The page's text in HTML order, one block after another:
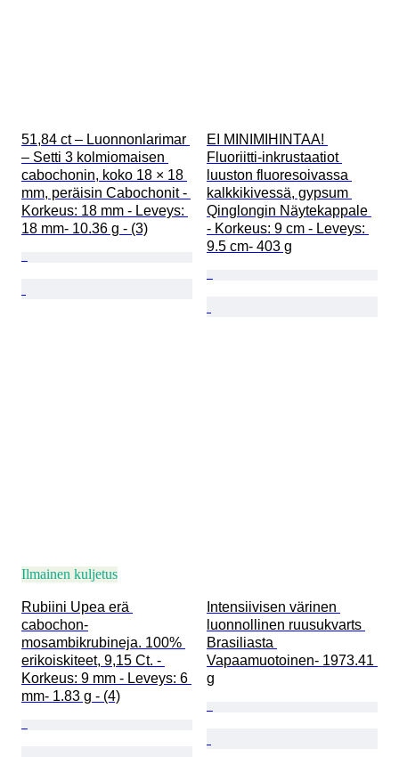
51,84 ct – Luonnonlarimar
– Setti 3 kolmiomaisen
cabochonin, koko 18 × 18
mm, peräisin Cabochonit -
Korkeus: 18 mm - Leveys:
18 mm- 10.36 g - (3)
EI MINIMIHINTAA!
Fluoriitti-inkrustaatiot
luuston fluoresoivassa
kalkkikivessä, gypsum
Qinglongin Näytekappale
- Korkeus: 9 cm - Leveys:
9.5 cm- 403 g
Ilmainen kuljetus
Rubiini Upea erä
cabochon-
mosambikrubineja. 100%
erikoiskiteet, 9,15 Ct. -
Korkeus: 9 mm - Leveys: 6
mm- 1.83 g - (4)
Intensiivisen värinen
luonnollinen ruusukvarts
Brasiliasta
Vapaamuotoinen- 1973.41
g